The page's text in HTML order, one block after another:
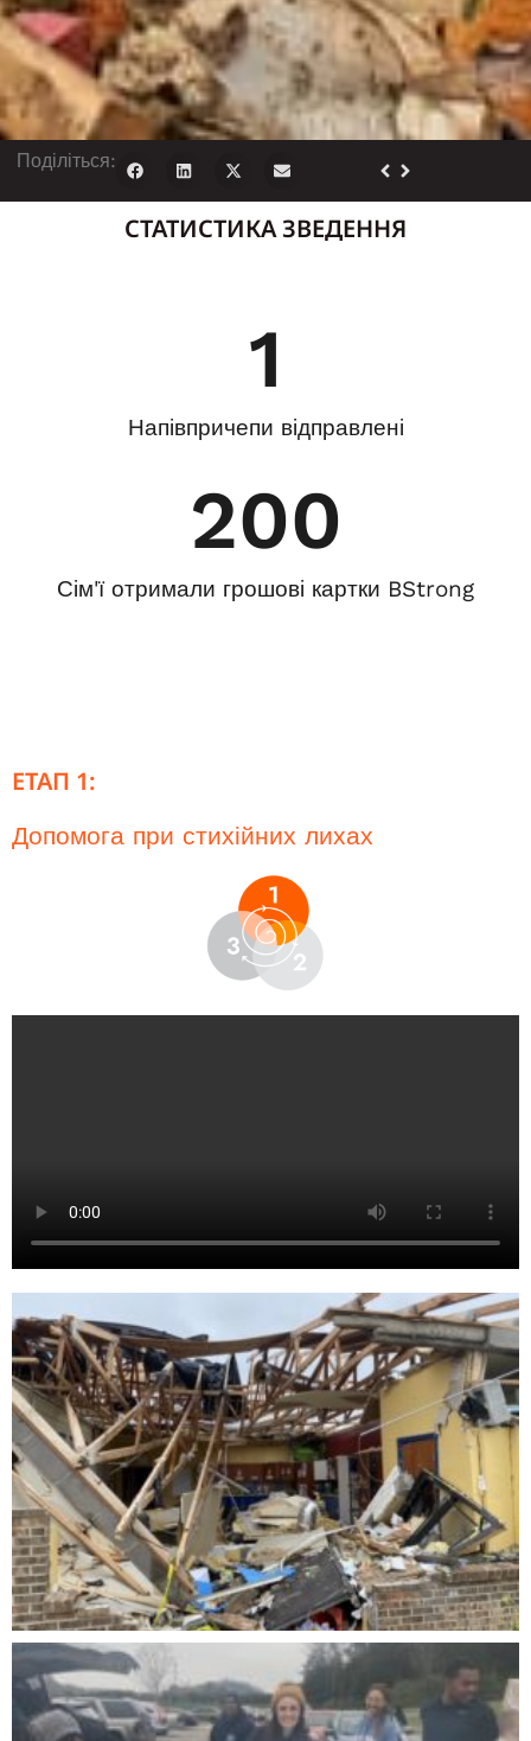
Поділіться:
СТАТИСТИКА ЗВЕДЕННЯ
Напівпричепи відправлені
1
Сім'ї отримали грошові картки BStrong
200
ЕТАП 1:
Допомога при стихійних лихах